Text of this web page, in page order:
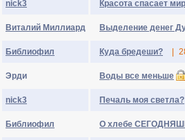
nick3 Красота спасает
Виталий Миллиард Выделение денег
Библиофил Куда бредеши?
Эрди Воды все меньше
nick3 Печаль моя светла?
Библиофил О хлебе